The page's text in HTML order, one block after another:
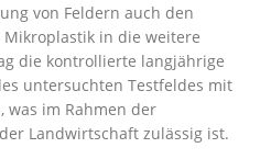
von Feldern auch den
in die weitere
die kontrollierte langjährige
untersuchten Testfeldes mit
was im Rahmen der
Landwirtschaft zulässig ist.